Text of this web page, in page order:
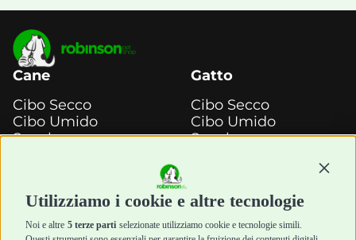
Utilizziamo i cookie e altre tecnologie
Noi e altre 5 terze parti selezionate utilizziamo cookie e tecnologie simili.
Cane
Cibo Secco
Cibo Umido
Snack e
Igiene e Pulizia
Accessori
Gatto
Cibo Secco
Cibo Umido
Snack e
Igiene e Pulizia
Accessori